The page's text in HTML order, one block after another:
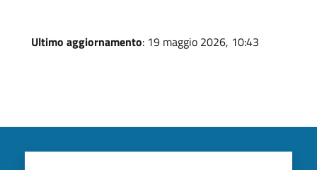
Ultimo aggiornamento: 19 maggio 2026, 10:43